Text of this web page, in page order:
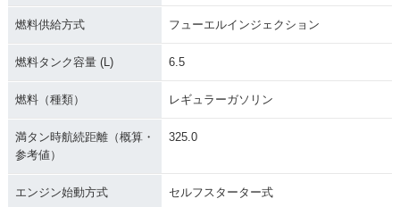
燃料供給方式 フューエルインジェクション
燃料タンク容量 (L) 6.5
燃料（種類） レギュラーガソリン
満タン時航続距離（概算・
参考値）
325.0
エンジン始動方式 セルフスターター式